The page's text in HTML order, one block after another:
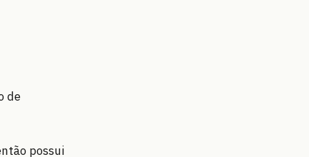
de
possui